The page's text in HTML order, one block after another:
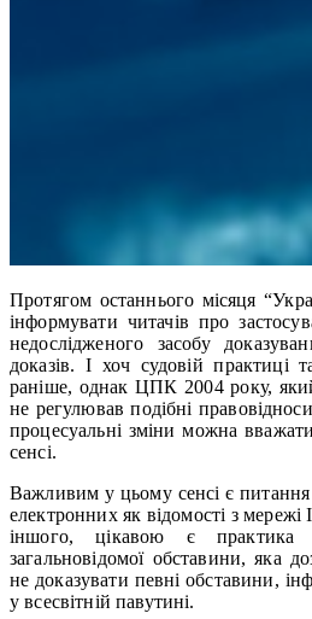
Протягом останнього місяця
інформувати читачів про
недослідженого засобу
доказів. І хоч судовій практиці
раніше, однак ЦПК 2004 року,
не регулював подібні
процесуальні зміни можна
сенсі.
Важливим у цьому сенсі є
електронних як відомості з
іншого, цікавою є практика
загальновідомої обставини, яка
не доказувати певні обставини,
у всесвітній павутині.